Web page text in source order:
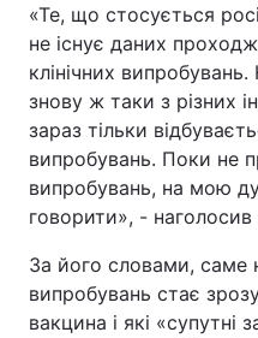
«Те, що стосується
не існує даних
клінічних
знову ж таки з різних
зараз тільки
випробувань. Поки не
випробувань, на мою
говорити», -
За його словами, саме
випробувань стає
вакцина і які